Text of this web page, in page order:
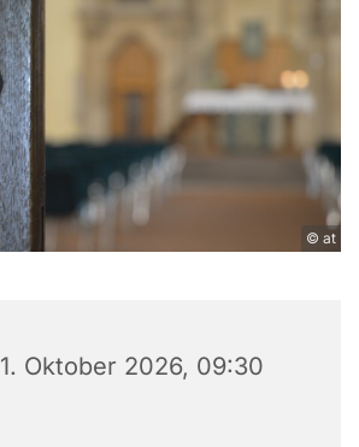
© at
Oktober 2026, 09:30